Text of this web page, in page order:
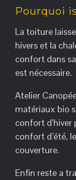
Pourquoi
La toiture
hivers et la
confort dans
est nécessaire.
Atelier
matériaux bio
confort d’hiver
confort d’été,
couverture.
Enfin reste a